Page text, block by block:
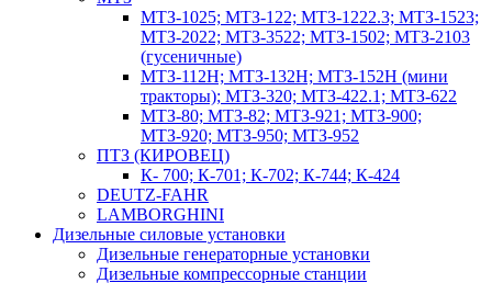
МТЗ-1025; МТЗ-122; МТЗ-1222.3; МТЗ-1523;
МТЗ-2022; МТЗ-3522; МТЗ-1502; МТЗ-2103
(гусеничные)
МТЗ-112Н; МТЗ-132Н; МТЗ-152Н (мини
тракторы); МТЗ-320; МТЗ-422.1; МТЗ-622
МТЗ-80; МТЗ-82; МТЗ-921; МТЗ-900;
МТЗ-920; МТЗ-950; МТЗ-952
ПТЗ (КИРОВЕЦ)
К- 700; К-701; К-702; К-744; К-424
DEUTZ-FAHR
LAMBORGHINI
Дизельные силовые установки
Дизельные генераторные установки
Дизельные компрессорные станции